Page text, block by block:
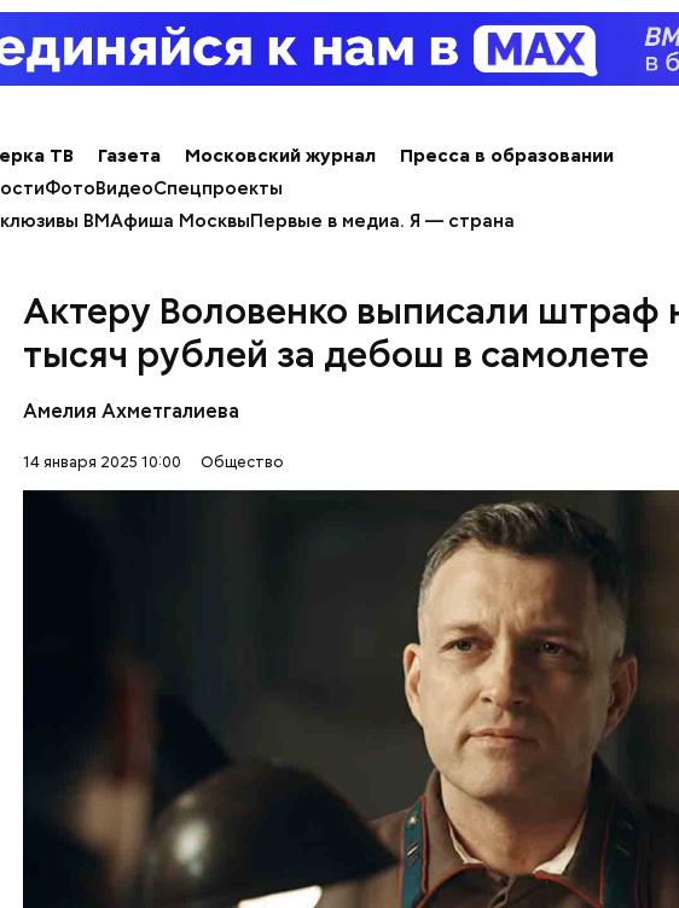
ТВ Газета Московский журнал
Пресса в образовании
ФотоВидеоСпецпроекты
ВМАфиша МосквыПервые в медиа. Я — страна
Актеру Воловенко выписали штраф
тысяч рублей за дебош в самолете
Амелия Ахметгалиева
14 января 2025 10:00 Общество
— Кабачки, порезанные кубиками, нужно легко обжарить на
сковороде. К ним добавляются зелень петрушки, чеснок, соль
оливковое масло. Получается очень вкусно, — поделился
Копылов.
Спагетти из кабачков
Однако диетолог предупредила: не для всех дыня может быть
полезна. В первую очередь ее стоит есть с осторожностью
с сахарным диабетом;
лишним весом.
Похудеть поможет горчица:
чем полезно это растение и
продукты, которые из него
производят
На какие
можно поделить